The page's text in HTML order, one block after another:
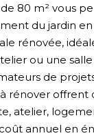
80 m² vous
du jardin en
rénovée,
ou une salle
de
rénover offrent
atelier,
annuel en